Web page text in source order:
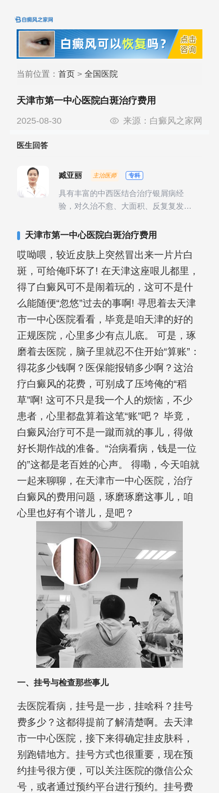
当前位置： 首页> 全国医院
天津市第一中心医院白斑治疗费用
2025-08-30 来源： 白癜风之家网
医生回答
臧亚丽 主治医师 专科
具有丰富的中西医结合治疗银屑病经
验，对久治不愈、大面积、反复复发性
天津市第一中心医院白斑治疗费用
哎呦喂，较近皮肤上突然冒出来一片片白
斑，可给俺吓坏了! 在天津这座哏儿都里，
得了白癜风可不是闹着玩的，这可不是什
么能随便“忽悠”过去的事啊! 寻思着去天津
市一中心医院看看，毕竟是咱天津的好的
正规医院，心里多少有点儿底。 可是，琢
磨着去医院，脑子里就忍不住开始“算账”：
得花多少钱啊？医保能报销多少啊？这治
疗白癜风的花费，可别成了压垮俺的“稻
草”啊! 这可不只是我一个人的烦恼，不少
患者，心里都盘算着这笔“账”吧？ 毕竟，
白癜风治疗可不是一蹴而就的事儿，得做
好长期作战的准备。“治病看病，钱是一位
的”这都是老百姓的心声。 得嘞，今天咱就
一起来聊聊，在天津市一中心医院，治疗
白癜风的费用问题，琢磨琢磨这事儿，咱
心里也好有个谱儿，是吧？
一、挂号与检查那些事儿
去医院看病，挂号是一步，挂啥科？挂号
费多少？这都得提前了解清楚啊。去天津
市一中心医院，接下来得确定挂皮肤科，
别跑错地方。挂号方式也很重要，现在预
约挂号很方便，可以关注医院的微信公众
号，或者通过预约平台进行预约。挂号费